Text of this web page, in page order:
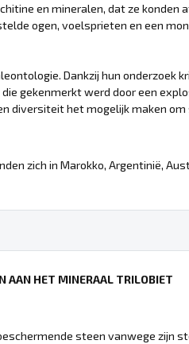
en mineralen, dat ze konden
ogen, voelsprieten en een
Dankzij hun onderzoek
gekenmerkt werd door een
diversiteit het mogelijk maken
zich in Marokko, Argentinië,
AAN HET MINERAAL TRILOBIET
steen vanwege zijn